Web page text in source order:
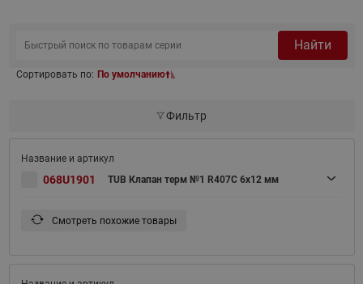
Найти
Сортировать по: По умолчанию
Фильтр
068U1901 TUB Клапан терм №1 R407C 6x12 мм
Смотреть похожие товары